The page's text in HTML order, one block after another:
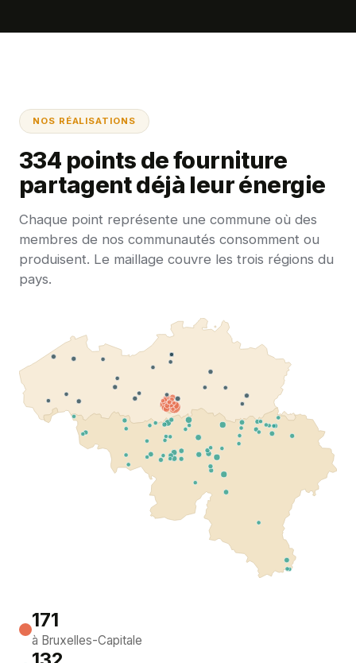
NOS RÉALISATIONS
334 points de fourniture
partagent déjà leur énergie
Chaque point représente une commune où des
membres de nos communautés consomment ou
produisent. Le maillage couvre les trois régions du
pays.
171
à Bruxelles-Capitale